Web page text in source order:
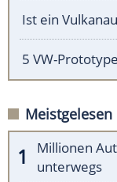
Ist ein
5 VW-
Meistgelesen
Millionen
unterwegs